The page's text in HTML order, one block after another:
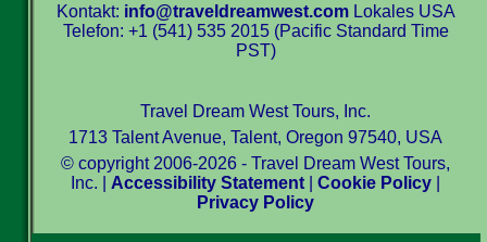
Kontakt: info@traveldreamwest.comLokales USA
Telefon: +1 (541) 535 2015 (Pacific Standard Time
PST)
Travel Dream West Tours, Inc.
1713 Talent Avenue, Talent, Oregon 97540, USA
© copyright 2006-2026 - Travel Dream West Tours,
Inc. | Accessibility Statement |Cookie Policy
Privacy Policy